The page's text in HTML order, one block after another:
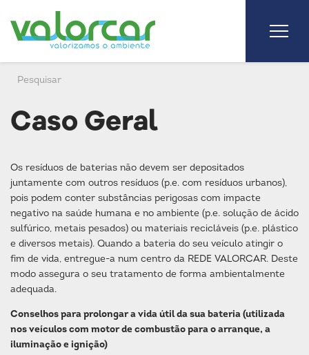
Caso Geral
Os resíduos de baterias não devem ser depositados
juntamente com outros resíduos (p.e. com resíduos urbanos),
pois podem conter substâncias perigosas com impacte
negativo na saúde humana e no ambiente (p.e. solução de ácido
sulfúrico, metais pesados) ou materiais recicláveis (p.e. plástico
e diversos metais). Quando a bateria do seu veículo atingir o
fim de vida, entregue-a num centro da REDE VALORCAR. Deste
modo assegura o seu tratamento de forma ambientalmente
adequada.
Conselhos para prolongar a vida útil da sua bateria (utilizada
nos veículos com motor de combustão para o arranque, a
iluminação e ignição)